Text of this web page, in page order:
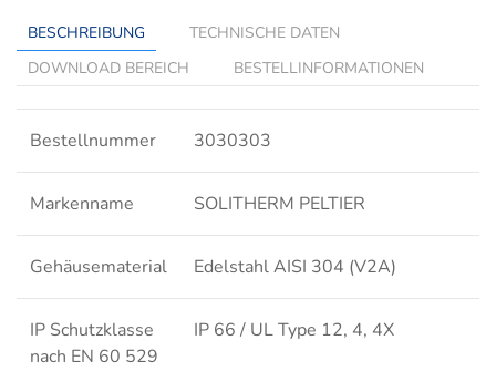
BESCHREIBUNG
TECHNISCHE DATEN
DOWNLOAD BEREICH
BESTELLINFORMATIONEN
Bestellnummer 3030303
Markenname SOLITHERM PELTIER
Gehäusematerial Edelstahl AISI 304 (V2A)
IP Schutzklasse
nach EN 60 529
IP 66 / UL Type 12, 4, 4X